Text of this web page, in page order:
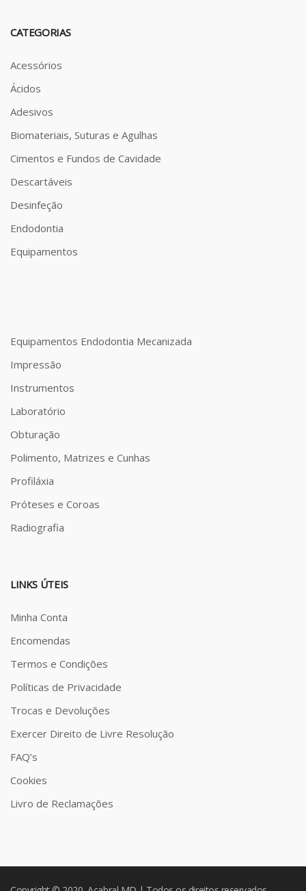
CATEGORIAS
Acessórios
Ácidos
Adesivos
Biomateriais, Suturas e Agulhas
Cimentos e Fundos de Cavidade
Descartáveis
Desinfeção
Endodontia
Equipamentos
Equipamentos Endodontia Mecanizada
Impressão
Instrumentos
Laboratório
Obturação
Polimento, Matrizes e Cunhas
Profiláxia
Próteses e Coroas
Radiografia
LINKS ÚTEIS
Minha Conta
Encomendas
Termos e Condições
Políticas de Privacidade
Trocas e Devoluções
Exercer Direito de Livre Resolução
FAQ’s
Cookies
Livro de Reclamações